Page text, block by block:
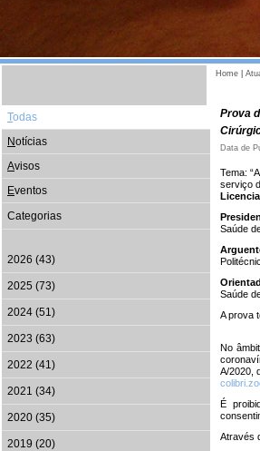
Home
Todas
Notícias
Avisos
Eventos
Categorias
2026 (43)
2025 (73)
2024 (51)
2023 (63)
2022 (41)
2021 (34)
2020 (35)
2019 (20)
Prova
Data de
Tema:
serviço
Saúde
Saúde
A prova
No
A/2020,
É
Através